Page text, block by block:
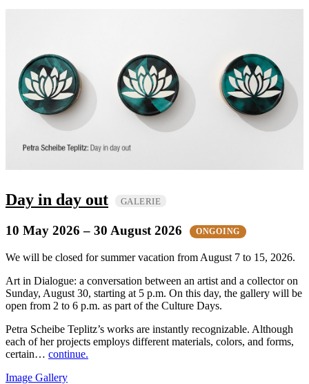
Day in day out GALERIE
10 May 2026 – 30 August 2026 ONGOING
We will be closed for summer vacation from August 7 to 15, 2026.
Art in Dialogue: a conversation between an artist and a collector on
Sunday, August 30, starting at 5 p.m. On this day, the gallery will be
open from 2 to 6 p.m. as part of the Culture Days.
Petra Scheibe Teplitz’s works are instantly recognizable. Although
each of her projects employs different materials, colors, and forms,
certain… continue.
Image Gallery